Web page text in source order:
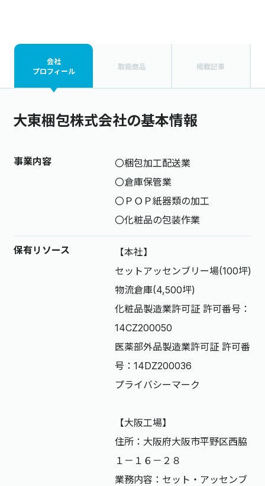
会社
プロフィール
取扱商品 掲載記事
大東梱包株式会社の基本情報
事業内容
〇梱包加工配送業
〇倉庫保管業
〇ＰＯＰ紙器類の加工
〇化粧品の包装作業
保有リソース
【本社】
セットアッセンブリー場(100坪)
物流倉庫(4,500坪)
化粧品製造業許可証 許可番号：
14CZ200050
医薬部外品製造業許可証 許可番
号：14DZ200036
プライバシーマーク
【大阪工場】
住所：大阪府大阪市平野区西脇
１－１６－２８
業務内容：セット・アッセンブ